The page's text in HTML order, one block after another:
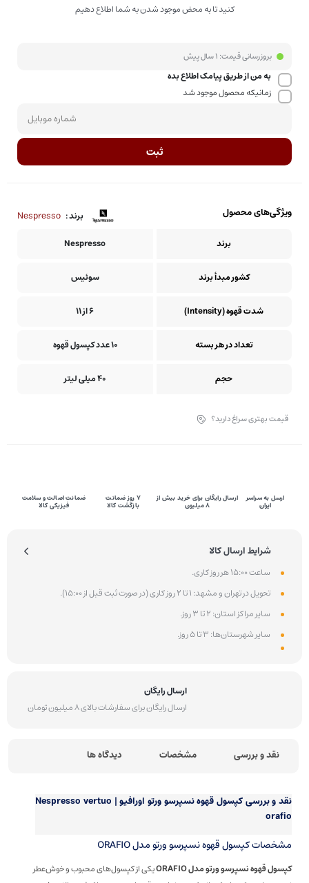
کنید تا به محض موجود شدن به شما اطلاع دهیم
بروزرسانی قیمت: 1 سال پیش
به من از طریق پیامک اطلاع بده
زمانیکه محصول موجود شد
ثبت
برند : Nespresso ویژگی‌های محصول
برند Nespresso
کشور مبدأ برند سوئیس
شدت قهوه (Intensity) 6 از 11
تعداد در هر بسته 10 عدد کپسول قهوه
حجم 40 میلی لیتر
قیمت بهتری سراغ دارید؟
ارسل به سراسر
ایران
ارسال رایگان برای خرید بیش از
8 میلیون
۷ روز ضمانت
بازگشت کالا
ضمانت اصالت و سلامت
فیزیکی کالا
شرایط ارسال کالا
ساعت 15:00 هر روز کاری.
تحویل در تهران و مشهد: 1 تا 2 روز کاری (در صورت ثبت قبل از 15:00).
سایر مراکز استان: 2 تا 3 روز.
سایر شهرستان‌ها: 3 تا 5 روز.
ارسال رایگان
ارسال رایگان برای سفارشات بالای 8 میلیون تومان
نقد و بررسی مشخصات دیدگاه ها
نقد و بررسی
کپسول قهوه نسپرسو ورتو اورافیو | Nespresso vertuo
orafio
مشخصات کپسول قهوه نسپرسو ورتو مدل ORAFIO
کپسول قهوه نسپرسو ورتو مدل ORAFIO
یکی از کپسول‌های محبوب و خوش‌عطر